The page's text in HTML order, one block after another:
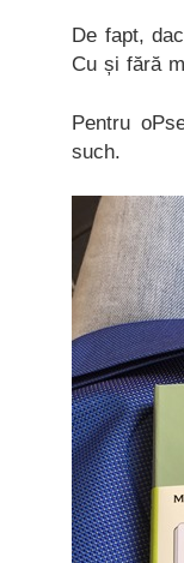
De fapt,
Cu și fără
Pentru
such.